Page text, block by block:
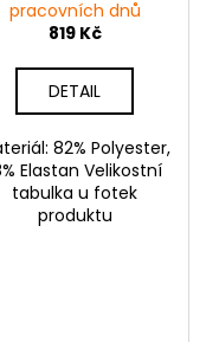
pracovních dnů
819 Kč
DETAIL
82% Polyester,
Elastan Velikostní
tabulka u fotek
produktu